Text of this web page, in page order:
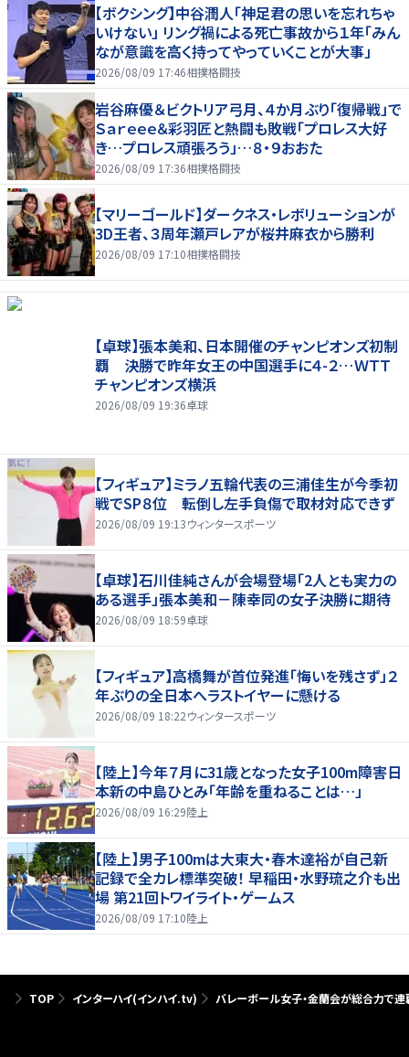
【ボクシング】中谷潤人「神足君の思いを忘れちゃ
いけない」 リング禍による死亡事故から１年「みん
なが意識を高く持ってやっていくことが大事」
2026/08/09 17:46相撲格闘技
岩谷麻優＆ビクトリア弓月、４か月ぶり「復帰戦」で
Ｓａｒｅｅｅ＆彩羽匠と熱闘も敗戦「プロレス大好
き…プロレス頑張ろう」…８・９おおた
2026/08/09 17:36相撲格闘技
【マリーゴールド】ダークネス・レボリューションが
3D王者、３周年瀬戸レアが桜井麻衣から勝利
2026/08/09 17:10相撲格闘技
【卓球】張本美和、日本開催のチャンピオンズ初制
覇 決勝で昨年女王の中国選手に４-２…ＷＴＴ
チャンピオンズ横浜
2026/08/09 19:36卓球
【フィギュア】ミラノ五輪代表の三浦佳生が今季初
戦でSP８位 転倒し左手負傷で取材対応できず
2026/08/09 19:13ウィンタースポーツ
【卓球】石川佳純さんが会場登場「2人とも実力の
ある選手」張本美和－陳幸同の女子決勝に期待
2026/08/09 18:59卓球
【フィギュア】高橋舞が首位発進「悔いを残さず」２
年ぶりの全日本へラストイヤーに懸ける
2026/08/09 18:22ウィンタースポーツ
【陸上】今年７月に31歳となった女子100m障害日
本新の中島ひとみ「年齢を重ねることは…」
2026/08/09 16:29陸上
【陸上】男子100mは大東大・春木達裕が自己新
記録で全カレ標準突破！ 早稲田・水野琉之介も出
場 第21回トワイライト・ゲームス
2026/08/09 17:10陸上
TOP インターハイ(インハイ.tv) バレーボール女子・金蘭会が総合力で連